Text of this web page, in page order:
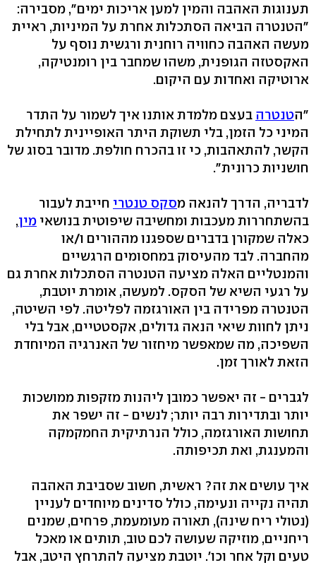
תענוגות האהבה והמין למען אריכות ימים‭,"‬ מסבירה:
"הטנטרה הביאה הסתכלות אחרת על המיניות, ראיית
מעשה האהבה כחוויה רוחנית ורגשית נוסף על
האקסטזה הגופנית, משהו שמחבר בין רומנטיקה,
ארוטיקה ואחדות עם היקום.
"הטנטרה בעצם מלמדת אותנו איך לשמור על התדר
המיני כל הזמן, בלי תשוקת היתר האופיינית לתחילת
הקשר, להתאהבות, כי זו בהכרח חולפת. מדובר בסוג של
חושניות כרונית‭."‬
לדבריה, הדרך להנאה מסקס טנטרי חייבת לעבור
בהשתחררות מעכבות ומחשיבה שיפוטית בנושאי מין,
כאלה שמקורן בדברים שספגנו מההורים ו/או
מהחברה. לבד מהעיסוק במחסומים הרגשיים
והמנטליים האלה מציעה הטנטרה הסתכלות אחרת גם
על רגעי השיא של הסקס. למעשה, אומרת יוטבת,
הטנטרה מפרידה בין האורגזמה לפליטה. לפי השיטה,
ניתן לחוות שיאי הנאה גדולים, אקסטטיים, אבל בלי
השפיכה, מה שמאפשר מיחזור של האנרגיה המיוחדת
הזאת לאורך זמן.
לגברים - זה יאפשר כמובן ליהנות מזקפות ממושכות
יותר ובתדירות רבה יותר; לנשים - זה ישפר את
תחושות האורגזמה, כולל הנרתיקית החמקמקה
והמענגת, ואת תכיפותה.
איך עושים את זה? ראשית, חשוב שסביבת האהבה
תהיה נקייה ונעימה, כולל סדינים מיוחדים לעניין
(נטולי ריח שינה‭,(‬ תאורה מעומעמת, פרחים, שמנים
ריחניים, מוזיקה שעושה לכם טוב, תותים או מאכל
טעים וקל אחר וכו‭.'‬ יוטבת מציעה להתרחץ היטב, אבל